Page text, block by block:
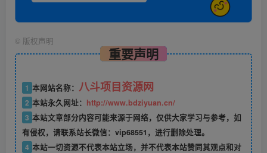
© 版权声明
重要声明
1 本网站名称： 八斗项目资源网
2 本站永久网址： http://www.bdziyuan.cn/
3 本站文章部分内容可能来源于网络，仅供大家学习与参考，如
有侵权，请联系站长微信：vip68551，进行删除处理。
4 本站一切资源不代表本站立场，并不代表本站赞同其观点和对